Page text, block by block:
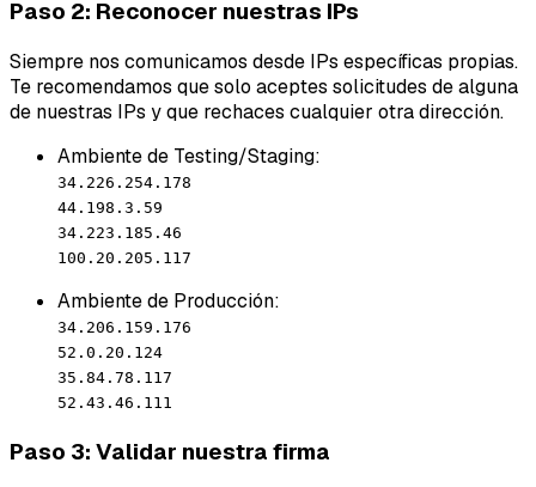
Paso 2: Reconocer nuestras IPs
Siempre nos comunicamos desde IPs específicas propias.
Te recomendamos que solo aceptes solicitudes de alguna
de nuestras IPs y que rechaces cualquier otra dirección.
Ambiente de Testing/Staging:
34.226.254.178
44.198.3.59
34.223.185.46
100.20.205.117
Ambiente de Producción:
34.206.159.176
52.0.20.124
35.84.78.117
52.43.46.111
Paso 3: Validar nuestra firma